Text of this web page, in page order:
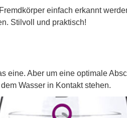
einfach erkannt
Stilvoll und praktisch!
eine. Aber um eine optimale
Wasser in Kontakt stehen.